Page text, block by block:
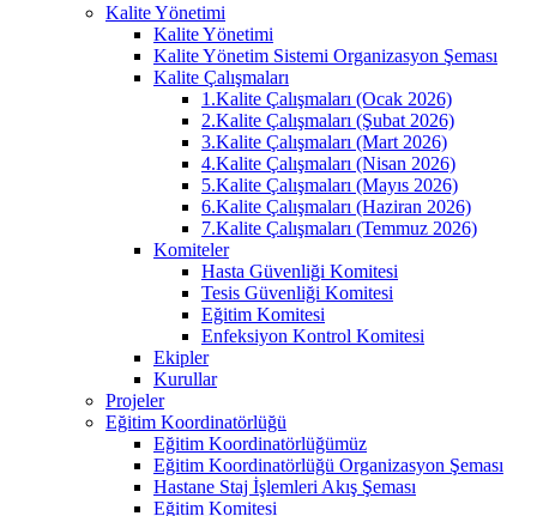
Kalite Yönetimi
Kalite Yönetimi
Kalite Yönetim Sistemi Organizasyon Şeması
Kalite Çalışmaları
1.Kalite Çalışmaları (Ocak 2026)
2.Kalite Çalışmaları (Şubat 2026)
3.Kalite Çalışmaları (Mart 2026)
4.Kalite Çalışmaları (Nisan 2026)
5.Kalite Çalışmaları (Mayıs 2026)
6.Kalite Çalışmaları (Haziran 2026)
7.Kalite Çalışmaları (Temmuz 2026)
Komiteler
Hasta Güvenliği Komitesi
Tesis Güvenliği Komitesi
Eğitim Komitesi
Enfeksiyon Kontrol Komitesi
Ekipler
Kurullar
Projeler
Eğitim Koordinatörlüğü
Eğitim Koordinatörlüğümüz
Eğitim Koordinatörlüğü Organizasyon Şeması
Hastane Staj İşlemleri Akış Şeması
Eğitim Komitesi